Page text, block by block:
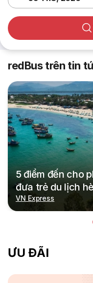
redBus trên tin
5 điểm đến cho
đưa trẻ du lịch hè
VN Express
ƯU ĐÃI